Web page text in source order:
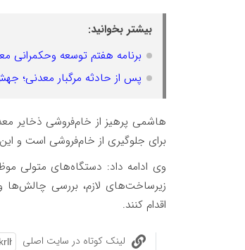
بیشتر بخوانید:
برنامه هفتم توسعه وحکمرانی
پس از حادثه مرگبار معدنی؛
هاشمی پرهیز از خام‌فروشی ذخایر
برای جلوگیری از خام‌فروشی است و
وی ادامه داد: دستگاه‌های متولی
زیرساخت‌های لازم، بررسی چالش‌ها
اقدام کنند.
لینک کوتاه در سایت اصلی